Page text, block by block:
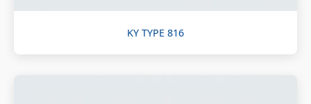
KY TYPE 816